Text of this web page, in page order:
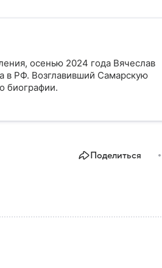
осенью 2024 года Вячеслав
РФ. Возглавивший Самарскую
биографии.
Поделиться